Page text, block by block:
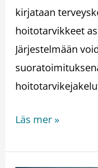
kirjataan
hoitotarvikkeet
Järjestelmään
Läs mer »